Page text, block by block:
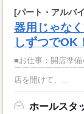
[パート・アルバ
器用じゃな
しずつでOK
■お仕事：開店準
￣￣￣￣￣￣￣￣
店を開けて、...
ホールスタ